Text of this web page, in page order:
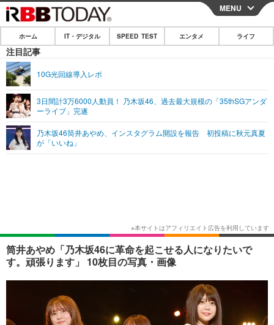
CLOSE
ホーム
IT・デジタル
ネタ
ショッピング その他
SPEED TEST
エンタメ
エンタメTOP
ショッピング その他
ライフ
MENU
ホーム IT・デジタル SPEED TEST エンタメ ライフ
注目記事
10G光回線導入レポ
3日間計3万6000人動員！ 乃木坂46、過去最大規模の「35thSGアンダ
ーライブ」完遂
乃木坂46筒井あやめ、インスタグラム開設を報告 初投稿に秋元真夏
が「いいね」
筒井あやめ「乃木坂46に革命を起こせる人になりたいで
す。頑張ります」 10枚目の写真・画像